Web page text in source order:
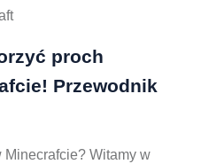
proch
Przewodnik
Witamy w